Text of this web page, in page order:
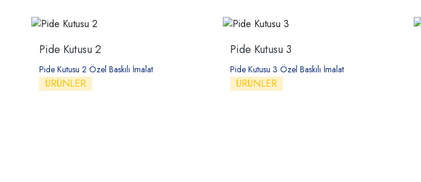
Pide Kutusu 2
Pide Kutusu 2 Özel Baskılı İmalat
ÜRÜNLER
Pide Kutusu 3
Pide Kutusu 3 Özel Baskılı İmalat
ÜRÜNLER